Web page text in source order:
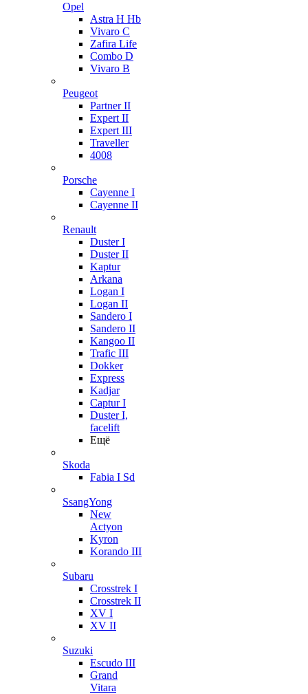
Opel
Astra H Hb
Vivaro C
Zafira Life
Combo D
Vivaro B
Peugeot
Partner II
Expert II
Expert III
Traveller
4008
Porsche
Cayenne I
Cayenne II
Renault
Duster I
Duster II
Kaptur
Arkana
Logan I
Logan II
Sandero I
Sandero II
Kangoo II
Trafic III
Dokker
Express
Kadjar
Captur I
Duster I,
facelift
Ещё
Skoda
Fabia I Sd
SsangYong
New
Actyon
Kyron
Korando III
Subaru
Crosstrek I
Crosstrek II
XV I
XV II
Suzuki
Escudo III
Grand
Vitara